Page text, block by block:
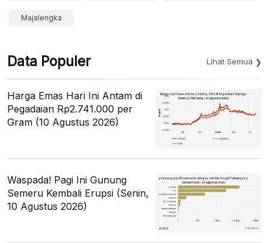
Majalengka
Data Populer Lihat Semua
Harga Emas Hari Ini Antam di
Pegadaian Rp2.741.000 per
Gram (10 Agustus 2026)
Waspada! Pagi Ini Gunung
Semeru Kembali Erupsi (Senin,
10 Agustus 2026)